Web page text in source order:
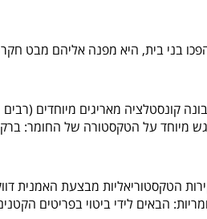
בני בית, היא מפנה אליהם מבט
מיוחד על הטקסטורה של החומר:
הבאים לידי ביטוי בפריטים